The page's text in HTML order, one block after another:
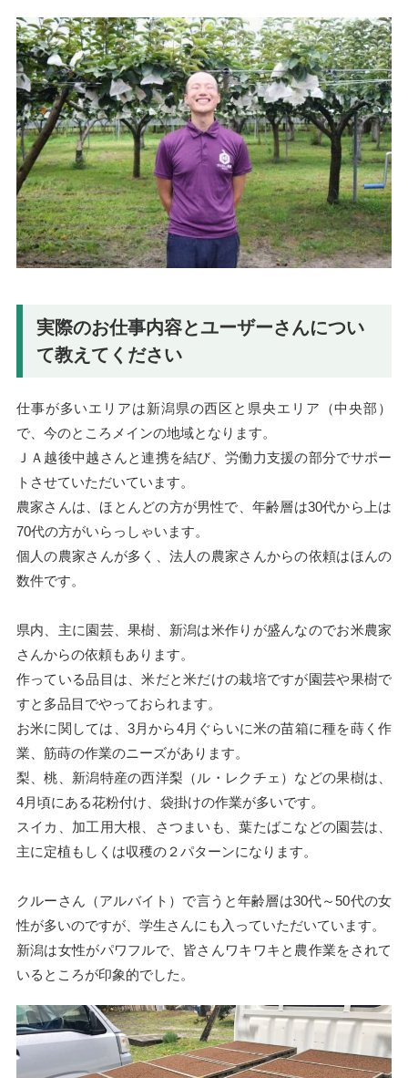
実際のお仕事内容とユーザーさんについ
て教えてください
仕事が多いエリアは新潟県の西区と県央エリア（中央部）
で、今のところメインの地域となります。
ＪＡ越後中越さんと連携を結び、労働力支援の部分でサポー
トさせていただいています。
農家さんは、ほとんどの方が男性で、年齢層は30代から上は
70代の方がいらっしゃいます。
個人の農家さんが多く、法人の農家さんからの依頼はほんの
数件です。
県内、主に園芸、果樹、新潟は米作りが盛んなのでお米農家
さんからの依頼もあります。
作っている品目は、米だと米だけの栽培ですが園芸や果樹で
すと多品目でやっておられます。
お米に関しては、3月から4月ぐらいに米の苗箱に種を蒔く作
業、筋蒔の作業のニーズがあります。
梨、桃、新潟特産の西洋梨（ル・レクチェ）などの果樹は、
4月頃にある花粉付け、袋掛けの作業が多いです。
スイカ、加工用大根、さつまいも、葉たばこなどの園芸は、
主に定植もしくは収穫の２パターンになります。
クルーさん（アルバイト）で言うと年齢層は30代～50代の女
性が多いのですが、学生さんにも入っていただいています。
新潟は女性がパワフルで、皆さんワキワキと農作業をされて
いるところが印象的でした。